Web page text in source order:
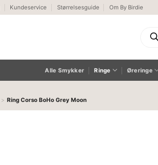
Kundeservice Størrelsesguide Om By Birdie
search
Alle Smykker Ringe Øreringe
Ring Corso BoHo Grey Moon